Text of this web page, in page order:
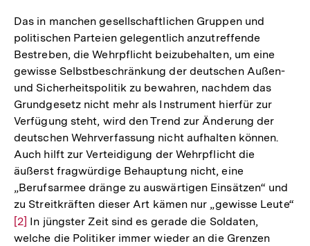
Das in manchen gesellschaftlichen Gruppen und
politischen Parteien gelegentlich anzutreffende
Bestreben, die Wehrpflicht beizubehalten, um eine
gewisse Selbstbeschränkung der deutschen Außen-
und Sicherheitspolitik zu bewahren, nachdem das
Grundgesetz nicht mehr als Instrument hierfür zur
Verfügung steht, wird den Trend zur Änderung der
deutschen Wehrverfassung nicht aufhalten können.
Auch hilft zur Verteidigung der Wehrpflicht die
äußerst fragwürdige Behauptung nicht, eine
„Berufsarmee dränge zu auswärtigen Einsätzen“ und
zu Streitkräften dieser Art kämen nur „gewisse Leute“
Zur
Auflösung
[2] In jüngster Zeit sind es gerade die Soldaten,
welche die Politiker immer wieder an die Grenzen